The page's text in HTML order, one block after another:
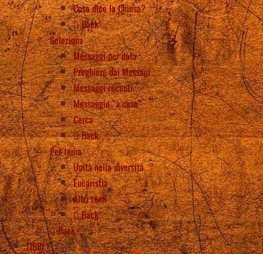
Cosa dice la Chiesa?
Back
Seleziona
Messaggi per data
Preghiere dai Messagi
Messaggi recenti
Messaggio “a caso”
Cerca
Back
Per tema
Unità nella diversità
Eucaristia
Altri temi
Back
Back
LIBRI